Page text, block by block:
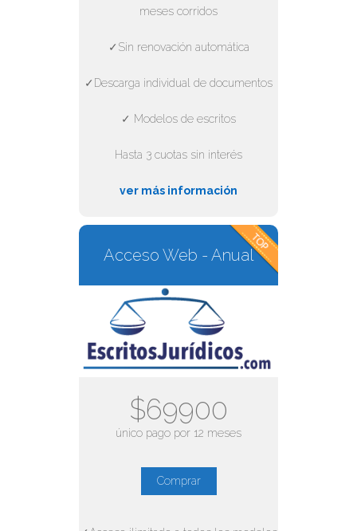
meses corridos
✓Sin renovación automática
✓Descarga individual de documentos
✓ Modelos de escritos
Hasta 3 cuotas sin interés
ver más información
Acceso Web - Anual
$69900
único pago por 12 meses
Comprar